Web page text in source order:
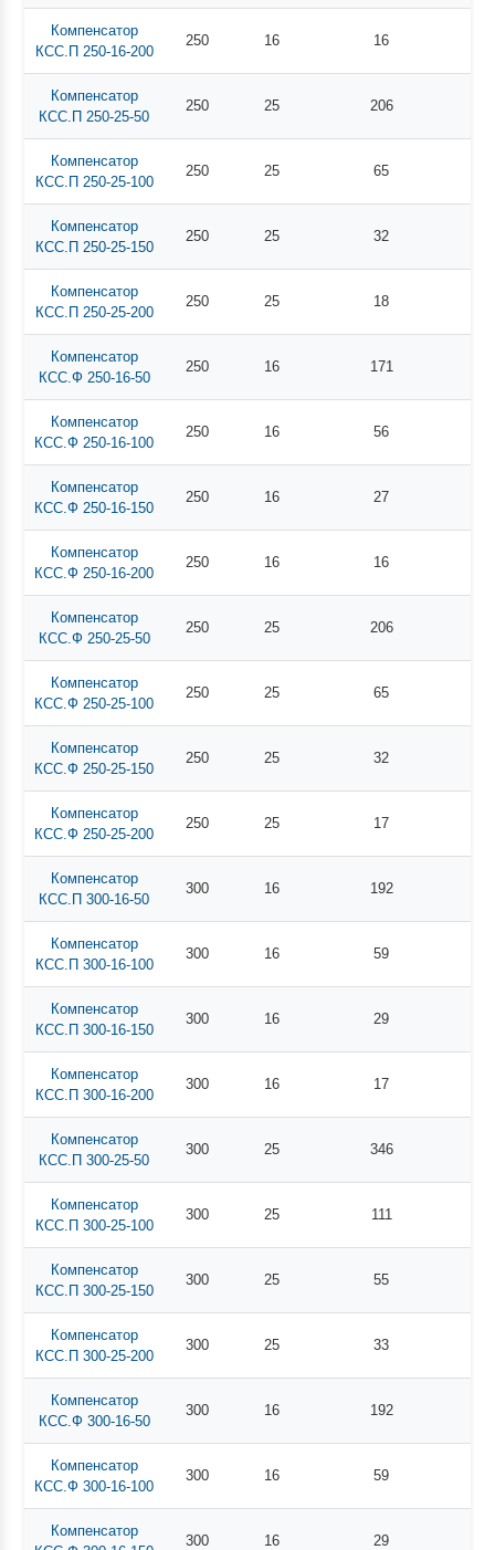
Компенсатор
КСС.П 250-16-200
250 16 16
Компенсатор
КСС.П 250-25-50
250 25 206
Компенсатор
КСС.П 250-25-100
250 25 65
Компенсатор
КСС.П 250-25-150
250 25 32
Компенсатор
КСС.П 250-25-200
250 25 18
Компенсатор
КСС.Ф 250-16-50
250 16 171
Компенсатор
КСС.Ф 250-16-100
250 16 56
Компенсатор
КСС.Ф 250-16-150
250 16 27
Компенсатор
КСС.Ф 250-16-200
250 16 16
Компенсатор
КСС.Ф 250-25-50
250 25 206
Компенсатор
КСС.Ф 250-25-100
250 25 65
Компенсатор
КСС.Ф 250-25-150
250 25 32
Компенсатор
КСС.Ф 250-25-200
250 25 17
Компенсатор
КСС.П 300-16-50
300 16 192
Компенсатор
КСС.П 300-16-100
300 16 59
Компенсатор
КСС.П 300-16-150
300 16 29
Компенсатор
КСС.П 300-16-200
300 16 17
Компенсатор
КСС.П 300-25-50
300 25 346
Компенсатор
КСС.П 300-25-100
300 25 111
Компенсатор
КСС.П 300-25-150
300 25 55
Компенсатор
КСС.П 300-25-200
300 25 33
Компенсатор
КСС.Ф 300-16-50
300 16 192
Компенсатор
КСС.Ф 300-16-100
300 16 59
Компенсатор
300 16 29